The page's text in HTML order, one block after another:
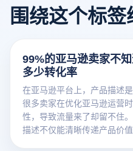
围绕这个标
99%的亚马逊卖家不
多少转化率
在亚马逊平台上，产品描述
很多卖家在优化亚马逊运营
性，导致流量来了却留不住
描述不仅能清晰传递产品价